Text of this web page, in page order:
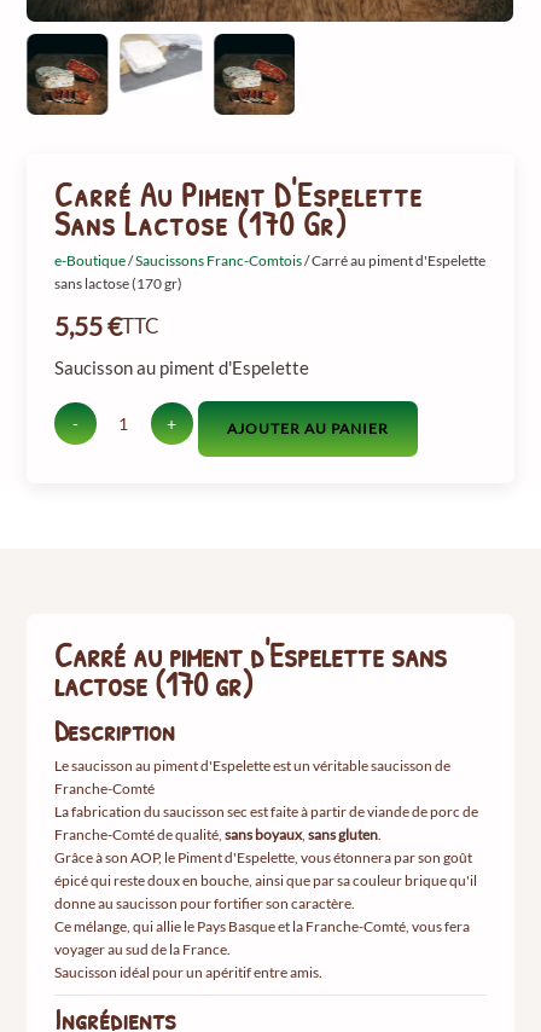
Carré Au Piment D'Espelette
Sans Lactose (170 Gr)
e-Boutique/Saucissons Franc-Comtois/ Carré au piment d'Espelette
sans lactose (170 gr)
5,55€TTC
Saucisson au piment d'Espelette
-
quantité
gr)
+ AJOUTER AU PANIER
Carré au piment d'Espelette sans
lactose (170 gr)
Description
Le saucisson au piment d'Espelette est un véritable saucisson de
Franche-Comté
La fabrication du saucisson sec est faite à partir de viande de porc de
Franche-Comté de qualité, sans boyaux, sans gluten.
Grâce à son AOP, le Piment d'Espelette, vous étonnera par son goût
épicé qui reste doux en bouche, ainsi que par sa couleur brique qu'il
donne au saucisson pour fortifier son caractère.
Ce mélange, qui allie le Pays Basque et la Franche-Comté, vous fera
voyager au sud de la France.
Saucisson idéal pour un apéritif entre amis.
Ingrédients